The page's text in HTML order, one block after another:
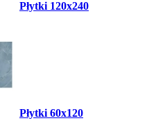
Płytki 120x240
Płytki 60x120